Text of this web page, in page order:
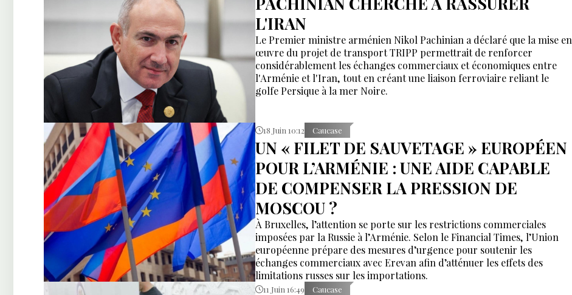
L'IRAN
Le Premier ministre arménien Nikol Pachinian a déclaré que la mise en
œuvre du projet de transport TRIPP permettrait de renforcer
considérablement les échanges commerciaux et économiques entre
l'Arménie et l'Iran, tout en créant une liaison ferroviaire reliant le
golfe Persique à la mer Noire.
18 Juin 10:12 Caucase
UN « FILET DE SAUVETAGE » EUROPÉEN
POUR L’ARMÉNIE : UNE AIDE CAPABLE
DE COMPENSER LA PRESSION DE
MOSCOU ?
À Bruxelles, l’attention se porte sur les restrictions commerciales
imposées par la Russie à l’Arménie. Selon le Financial Times, l’Union
européenne prépare des mesures d’urgence pour soutenir les
échanges commerciaux avec Erevan afin d’atténuer les effets des
limitations russes sur les importations.
11 Juin 16:49 Caucase